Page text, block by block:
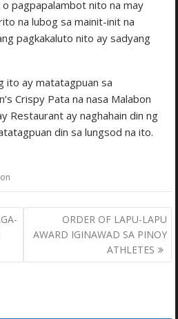
pagpapalambot nito na may
na lubog sa mainit-init na
pagkakaluto nito ay sadyang
ito ay matatagpuan sa
Crispy Pata na nasa Malabon
Restaurant ay naghahain din ng
din sa lungsod na ito.
ORDER OF LAPU-LAPU
AWARD IGINAWAD SA PINOY
ATHLETES